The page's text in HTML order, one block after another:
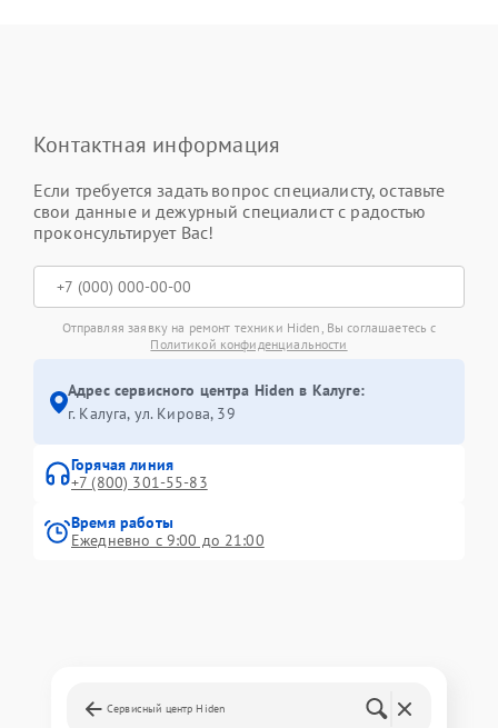
Контактная информация
Если требуется задать вопрос специалисту, оставьте
свои данные и дежурный специалист с радостью
проконсультирует Вас!
Отправляя заявку на ремонт техники Hiden, Вы соглашаетесь с
Политикой конфиденциальности
Адрес сервисного центра Hiden в Калуге:
г. Калуга, ул. Кирова, 39
Горячая линия
+7 (800) 301-55-83
Время работы
Ежедневно с 9:00 до 21:00
Сервисный центр Hiden